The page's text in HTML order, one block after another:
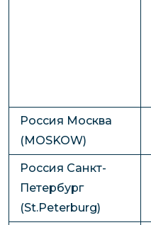
Россия Москва
(MOSKOW)
Россия Санкт-
Петербург
(St.Peterburg)